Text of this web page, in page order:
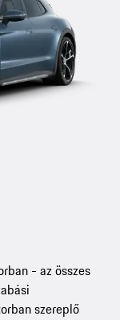
- az összes
szereplő